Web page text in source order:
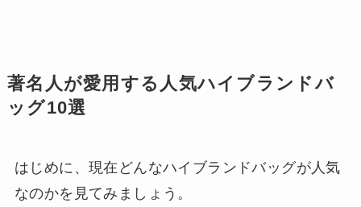
著名人が愛用する人気ハイブランドバ
ッグ10選
はじめに、現在どんなハイブランドバッグが人気
なのかを見てみましょう。